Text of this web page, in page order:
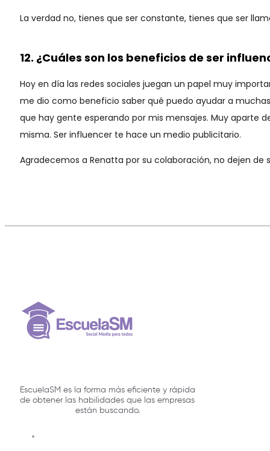
La verdad no, tienes que ser constante, tienes que ser
12. ¿Cuáles son los beneficios de ser
Hoy en día las redes sociales juegan un papel muy
me dio como beneficio saber qué puedo ayudar a
que hay gente esperando por mis mensajes. Muy aparte
misma. Ser influencer te hace un medio publicitario.
Agradecemos a Renatta por su colaboración, no dejen
EscuelaSM es la forma más eficiente y rápida
de obtener las habilidades que las empresas
están buscando.